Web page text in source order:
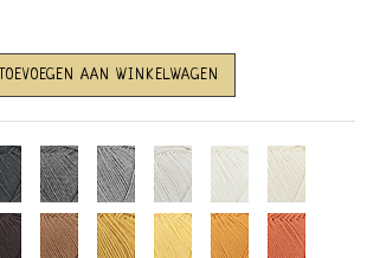
TOEVOEGEN AAN WINKELWAGEN